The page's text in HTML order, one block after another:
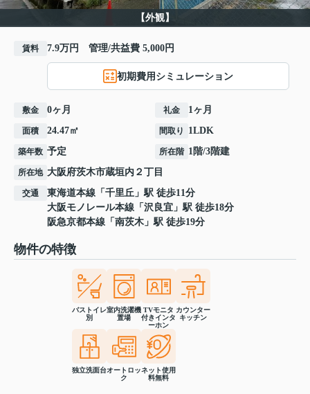
【外観】
賃料 7.9万円 管理/共益費 5,000円
初期費用シミュレーション
敷金 0ヶ月 礼金 1ヶ月
面積 24.47㎡ 間取り 1LDK
築年数 予定 所在階 1階/3階建
所在地 大阪府茨木市蔵垣内 ２丁目
交通 東海道本線 「 千里丘 」駅 徒歩11分
大阪モノレール本線 「 沢良宜 」駅 徒歩18分
阪急京都本線 「 南茨木 」駅 徒歩19分
物件の特徴
バストイレ
別
室内洗濯機
置場
TVモニタ
付きインタ
ーホン
カウンター
キッチン
独立洗面台オートロッ
ク
ネット使用
料無料